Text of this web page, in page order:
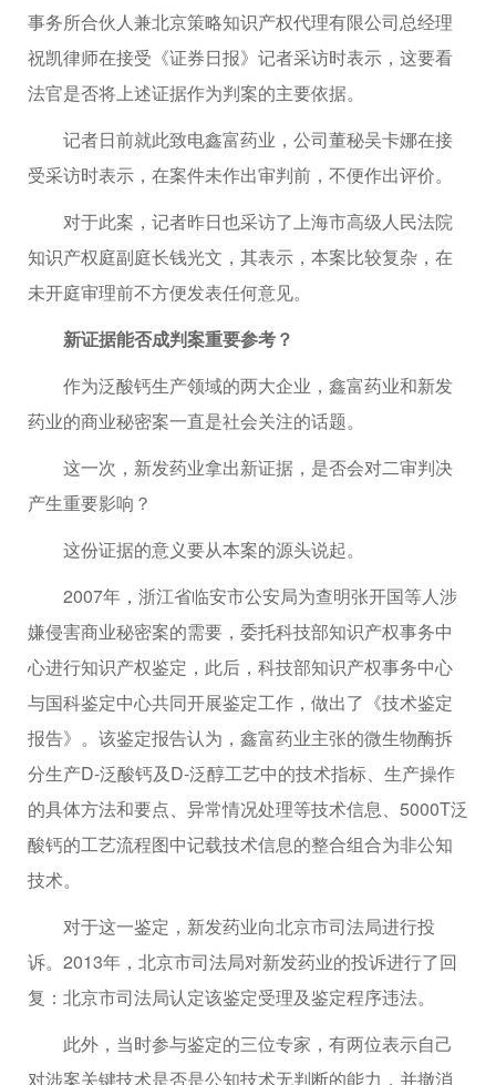
事务所合伙人兼北京策略知识产权代理有限公司总经理
祝凯律师在接受《证券日报》记者采访时表示，这要看
法官是否将上述证据作为判案的主要依据。
记者日前就此致电鑫富药业，公司董秘吴卡娜在接
受采访时表示，在案件未作出审判前，不便作出评价。
对于此案，记者昨日也采访了上海市高级人民法院
知识产权庭副庭长钱光文，其表示，本案比较复杂，在
未开庭审理前不方便发表任何意见。
新证据能否成判案重要参考？
作为泛酸钙生产领域的两大企业，鑫富药业和新发
药业的商业秘密案一直是社会关注的话题。
这一次，新发药业拿出新证据，是否会对二审判决
产生重要影响？
这份证据的意义要从本案的源头说起。
2007年，浙江省临安市公安局为查明张开国等人涉
嫌侵害商业秘密案的需要，委托科技部知识产权事务中
心进行知识产权鉴定，此后，科技部知识产权事务中心
与国科鉴定中心共同开展鉴定工作，做出了《技术鉴定
报告》。该鉴定报告认为，鑫富药业主张的微生物酶拆
分生产D-泛酸钙及D-泛醇工艺中的技术指标、生产操作
的具体方法和要点、异常情况处理等技术信息、5000T泛
酸钙的工艺流程图中记载技术信息的整合组合为非公知
技术。
对于这一鉴定，新发药业向北京市司法局进行投
诉。2013年，北京市司法局对新发药业的投诉进行了回
复：北京市司法局认定该鉴定受理及鉴定程序违法。
此外，当时参与鉴定的三位专家，有两位表示自己
对涉案关键技术是否是公知技术无判断的能力，并撤消